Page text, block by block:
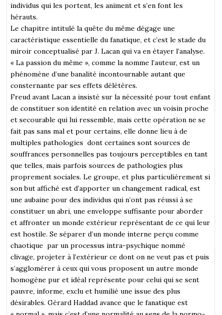
individus qui les portent, les animent et s’en font les
hérauts.
Le chapitre intitulé la quête du même dégage une
caractéristique essentielle du fanatique, et c’est le stade du
miroir conceptualisé par J. Lacan qui va en étayer l’analyse.
« La passion du même », comme la nomme l’auteur, est un
phénomène d’une banalité incontournable autant que
consternante par ses effets délétères.
Freud avant Lacan a insisté sur la nécessité pour tout enfant
de constituer son identité en relation avec un voisin proche
et secourable qui lui ressemble, mais cette opération ne se
fait pas sans mal et pour certains, elle donne lieu à de
multiples pathologies dont certaines sont sources de
souffrances personnelles pas toujours perceptibles en tant
que telles, mais parfois sources de pathologies plus
proprement sociales. Le groupe, et plus particulièrement si
son but affiché est d’apporter un changement radical, est
une aubaine pour des individus qui n’ont pas réussi à se
constituer un abri, une enveloppe suffisante pour aborder
et affronter un monde extérieur représentant de ce qui leur
est hostile. Se séparer d’un monde interne perçu comme
chaotique par un processus intra-psychique nommé
clivage, projeter à l’extérieur ce dont on ne veut pas et puis
s’agglomérer à ceux qui vous proposent un autre monde
homogène pur et idéal représente pour celui qui se sent
pauvre, informe, exclu et humilié une issue des plus
désirables. Gérard Haddad avance que le fanatique est